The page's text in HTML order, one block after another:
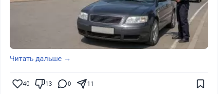
Читать дальше →
40 13 0 11